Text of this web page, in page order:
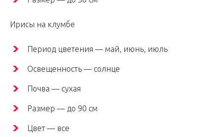
Ирисы на клумбе
Период цветения — май, июнь, июль
Освещенность — солнце
Почва — сухая
Размер — до 90 см
Цвет — все